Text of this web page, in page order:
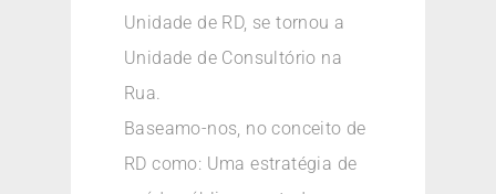
Unidade de RD, se tornou a
Unidade de Consultório na
Rua.
Baseamo-nos, no conceito de
RD como: Uma estratégia de